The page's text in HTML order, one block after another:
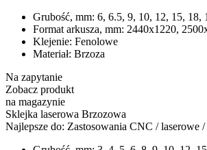
Grubość, mm: 6, 6.5, 9, 10, 12, 15, 18,
Format arkusza, mm: 2440х1220,
Klejenie: Fenolowe
Materiał: Brzoza
Na zapytanie
Zobacz produkt
na magazynie
Sklejka laserowa Brzozowa
Najlepsze do: Zastosowania CNC / laserowe